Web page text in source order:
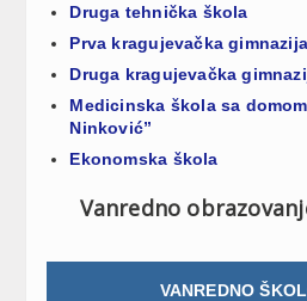
Druga tehnička škola
Prva kragujevačka gimnazija
Druga kragujevačka
Medicinska škola sa
Ninković”
Ekonomska škola
Vanredno
VANREDNO